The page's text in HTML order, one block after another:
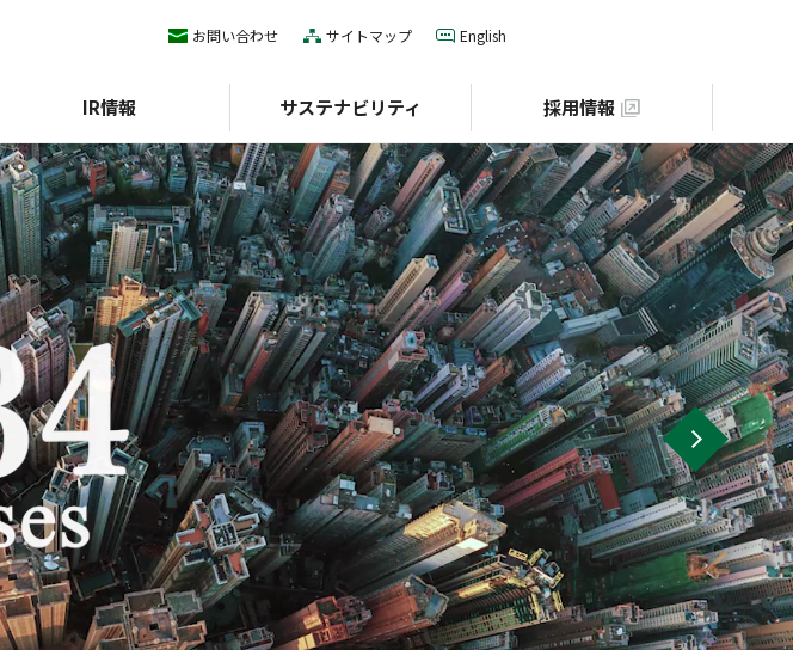
お問い合わせ サイトマップ English
沿革 組織図 役員一覧
グローバルネットワーク
株式情報
株式基本情報
株価
配当
株主優待
株主総会
株式事務手続き
定款・株式取扱規則
株主総会動画配信
IRカレンダー 個人投資家の皆様へ
IR情報
方針 外部評価 E（環境）
S（社会）
エコスタ アファンの森財団との協業
サステナビリティ 採用情報